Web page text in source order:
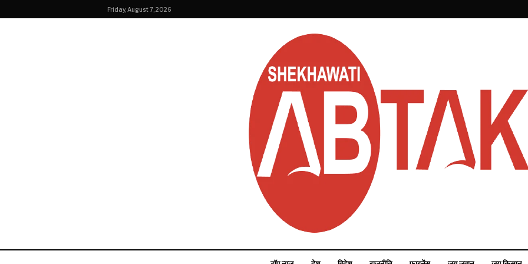
Friday, August 7, 2026